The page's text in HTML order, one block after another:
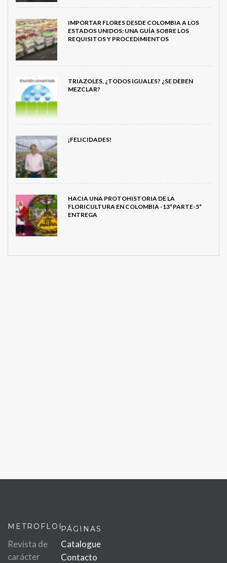
IMPORTAR FLORES DESDE COLOMBIA A LOS
ESTADOS UNIDOS: UNA GUÍA SOBRE LOS
REQUISITOS Y PROCEDIMIENTOS
TRIAZOLES, ¿TODOS IGUALES? ¿SE DEBEN
MEZCLAR?
¡FELICIDADES!
HACIA UNA PROTOHISTORIA DE LA
FLORICULTURA EN COLOMBIA -13ª PARTE-5ª
ENTREGA
METROFLOR
Revista de
carácter
PÁGINAS
Catalogue
Contacto